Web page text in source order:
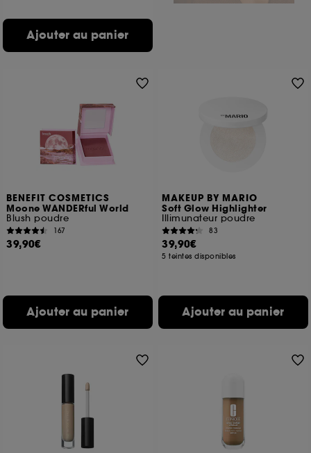
Ajouter au panier
BENEFIT COSMETICS
Moone WANDERful World
Blush poudre
167
39,90€
Ajouter au panier
MAKEUP BY MARIO
Soft Glow Highlighter
Illimunateur poudre
83
39,90€
5 teintes disponibles
Ajouter au panier